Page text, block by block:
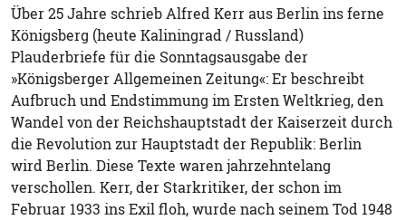
Über 25 Jahre schrieb Alfred Kerr aus Berlin ins ferne
Königsberg (heute Kaliningrad / Russland)
Plauderbriefe für die Sonntagsausgabe der
»Königsberger Allgemeinen Zeitung«: Er beschreibt
Aufbruch und Endstimmung im Ersten Weltkrieg, den
Wandel von der Reichshauptstadt der Kaiserzeit durch
die Revolution zur Hauptstadt der Republik: Berlin
wird Berlin. Diese Texte waren jahrzehntelang
verschollen. Kerr, der Starkritiker, der schon im
Februar 1933 ins Exil floh, wurde nach seinem Tod 1948